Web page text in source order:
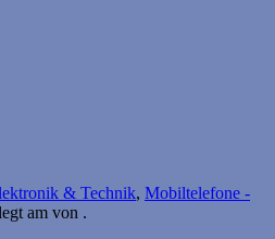
& Technik, Mobiltelefone -
am von .